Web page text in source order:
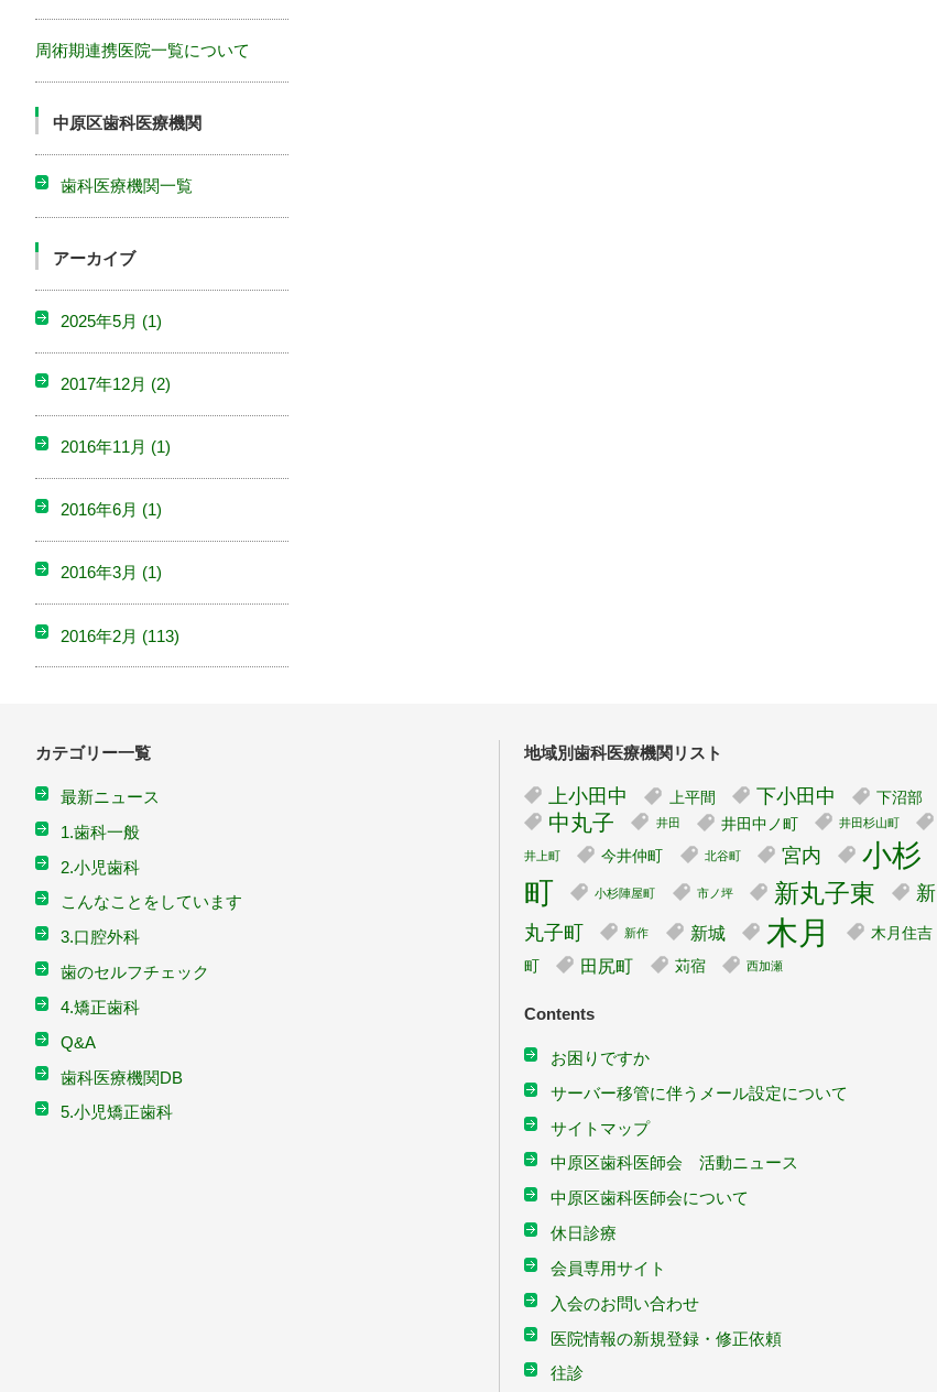
周術期連携医院一覧について
中原区歯科医療機関
歯科医療機関一覧
アーカイブ
2025年5月 (1)
2017年12月 (2)
2016年11月 (1)
2016年6月 (1)
2016年3月 (1)
2016年2月 (113)
カテゴリー一覧
最新ニュース
1.歯科一般
2.小児歯科
こんなことをしています
3.口腔外科
歯のセルフチェック
4.矯正歯科
Q&A
歯科医療機関DB
5.小児矯正歯科
地域別歯科医療機関リスト
上小田中 上平間 下小田中 下沼部
中丸子 井田 井田中ノ町 井田杉山町
井上町 今井仲町 北谷町 宮内
小杉
町
小杉陣屋町 市ノ坪 新丸子東
新
丸子町
新作 新城 木月
木月住吉
町
田尻町 苅宿 西加瀬
Contents
お困りですか
サーバー移管に伴うメール設定について
サイトマップ
中原区歯科医師会 活動ニュース
中原区歯科医師会について
休日診療
会員専用サイト
入会のお問い合わせ
医院情報の新規登録・修正依頼
往診